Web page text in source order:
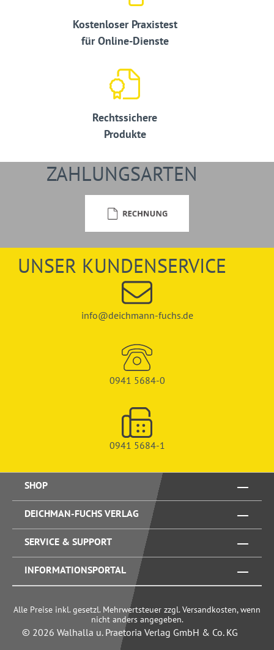
Kostenloser Praxistest
für Online-Dienste
Rechtssichere
Produkte
ZAHLUNGSARTEN
UNSER KUNDENSERVICE
info@deichmann-fuchs.de
0941 5684-0
0941 5684-1
SHOP
DEICHMAN-FUCHS VERLAG
SERVICE & SUPPORT
INFORMATIONSPORTAL
Alle Preise inkl. gesetzl. Mehrwertsteuer zzgl. Versandkosten, wenn
nicht anders angegeben.
© 2026 Walhalla u. Praetoria Verlag GmbH & Co. KG